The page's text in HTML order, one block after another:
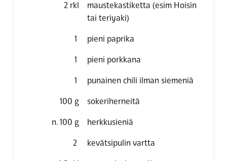
2 rkl maustekastiketta (esim Hoisin
tai teriyaki)
1 pieni paprika
1 pieni porkkana
1 punainen chili ilman siemeniä
100 g sokeriherneitä
n. 100 g herkkusieniä
2 kevätsipulin vartta